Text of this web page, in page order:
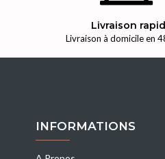
Livraison
Livraison à domicile en
INFORMATIONS